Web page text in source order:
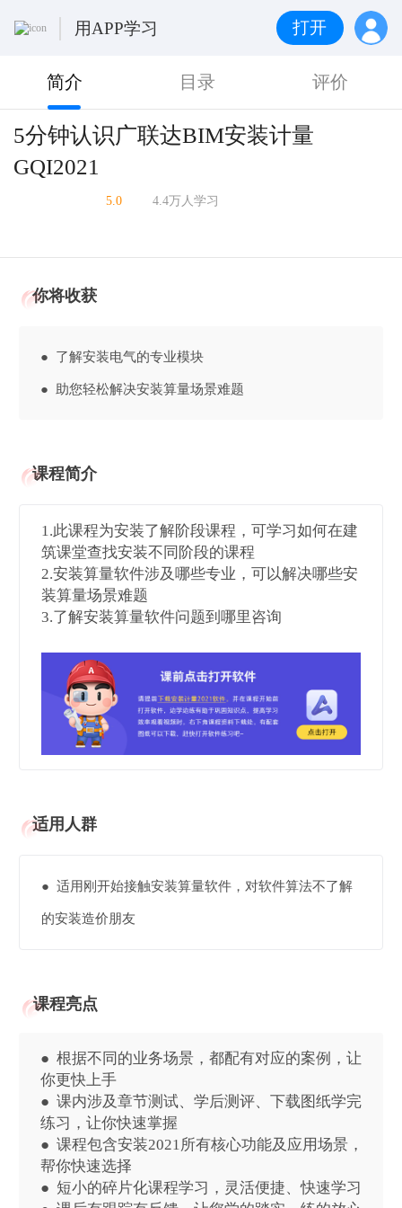
用APP学习 打开
简介 目录 评价
5分钟认识广联达BIM安装计量
GQI2021
5.0 4.4万人学习
你将收获
● 了解安装电气的专业模块
● 助您轻松解决安装算量场景难题
课程简介
1.此课程为安装了解阶段课程，可学习如何在建
筑课堂查找安装不同阶段的课程
2.安装算量软件涉及哪些专业，可以解决哪些安
装算量场景难题
3.了解安装算量软件问题到哪里咨询
适用人群
● 适用刚开始接触安装算量软件，对软件算法不了解
的安装造价朋友
课程亮点
● 根据不同的业务场景，都配有对应的案例，让
你更快上手
● 课内涉及章节测试、学后测评、下载图纸学完
练习，让你快速掌握
● 课程包含安装2021所有核心功能及应用场景，
帮你快速选择
● 短小的碎片化课程学习，灵活便捷、快速学习